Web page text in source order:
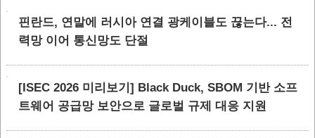
핀란드, 연말에 러시아 연결 광케이블도 끊는다... 전
력망 이어 통신망도 단절
[ISEC 2026 미리보기] Black Duck, SBOM 기반 소프
트웨어 공급망 보안으로 글로벌 규제 대응 지원